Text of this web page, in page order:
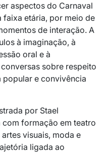
aspectos do Carnaval
faixa etária, por meio de
de interação. A
à imaginação, à
oral e à
sobre respeito
popular e convivência
por Stael
com formação em teatro
visuais, moda e
ligada ao